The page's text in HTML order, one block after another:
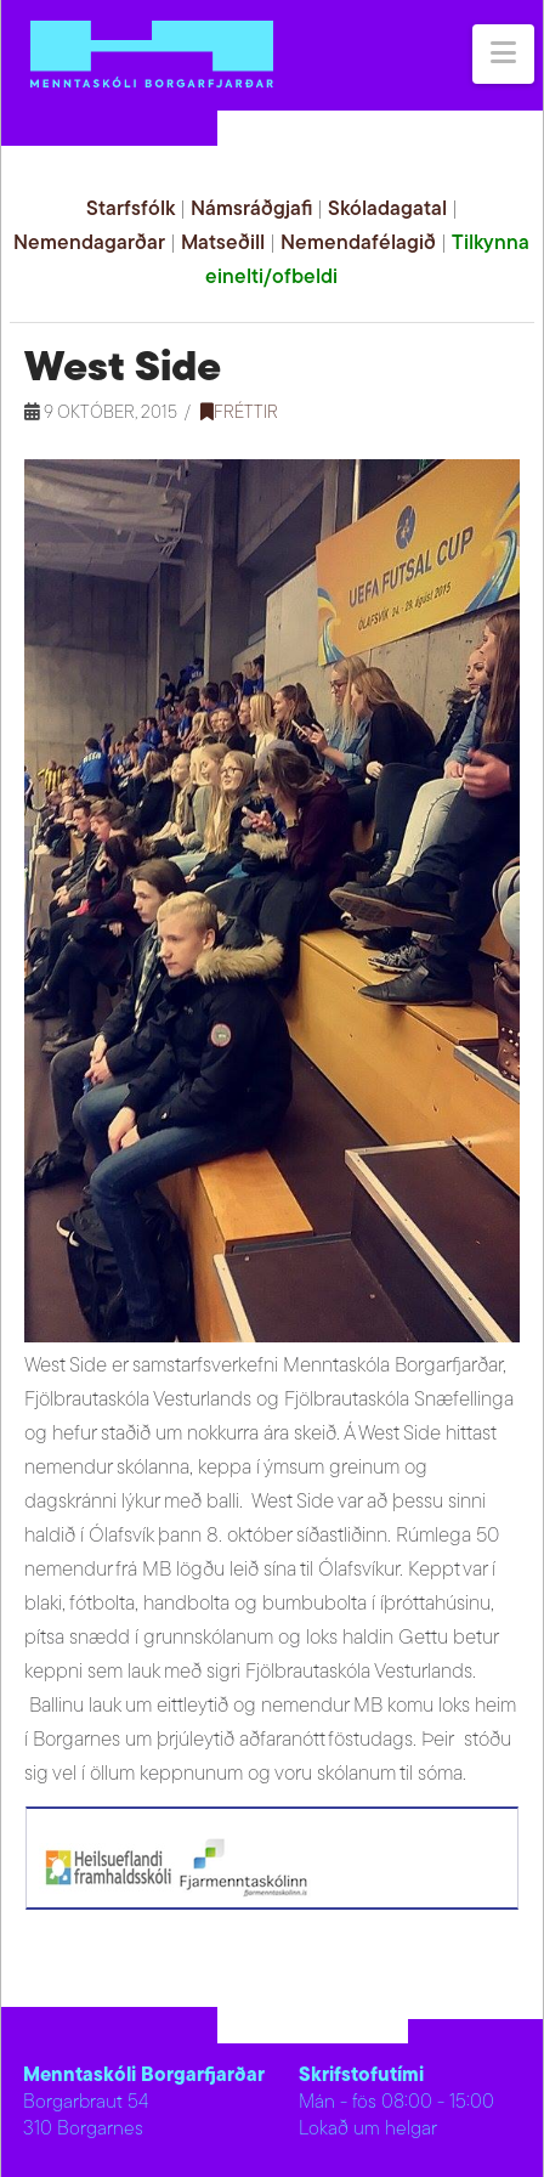
Starfsfólk| Námsráðgjafi| Skóladagatal
Nemendagarðar
Matseðill Nemendafélagið |Tilkynna
einelti/ofbeldi
West Side
9 OKTÓBER, 2015 FRÉTTIR
West Side er samstarfsverkefni Menntaskóla Borgarfjarðar,
Fjölbrautaskóla Vesturlands og Fjölbrautaskóla Snæfellinga
og hefur staðið um nokkurra ára skeið. Á West Side hittast
nemendur skólanna, keppa í ýmsum greinum og
dagskránni lýkur með balli. West Side var að þessu sinni
haldið í Ólafsvík þann 8. október síðastliðinn. Rúmlega 50
nemendur frá MB lögðu leið sína til Ólafsvíkur. Keppt var í
blaki, fótbolta, handbolta og bumbubolta í íþróttahúsinu,
pítsa snædd í grunnskólanum og loks haldin Gettu betur
keppni sem lauk með sigri Fjölbrautaskóla Vesturlands.
Ballinu lauk um eittleytið og nemendur MB komu loks heim
í Borgarnes um þrjúleytið aðfaranótt föstudags. Þeir stóðu
sig vel í öllum keppnunum og voru skólanum til sóma.
Menntaskóli Borgarfjarðar
Borgarbraut 54
310 Borgarnes
Skrifstofutími
Mán - fös 08:00 - 15:00
Lokað um helgar